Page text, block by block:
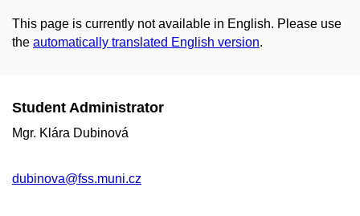
This page is currently not available in English. Please use
the automatically translated English version.
Student Administrator
Mgr. Klára Dubinová
dubinova@fss.muni.cz